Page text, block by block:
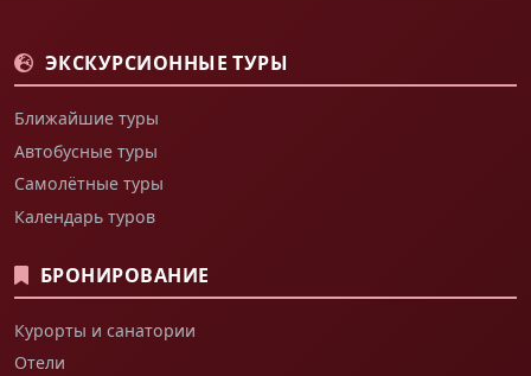
ЭКСКУРСИОННЫЕ ТУРЫ
Ближайшие туры
Автобусные туры
Самолётные туры
Календарь туров
БРОНИРОВАНИЕ
Курорты и санатории
Отели